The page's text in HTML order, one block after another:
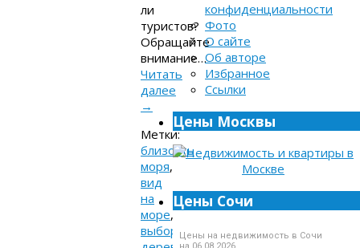
ли
туристов?
Обращайте
внимание…
Читать
далее
→
Метки:
близость
моря,
вид
на
море,
выбор ,
конфиденциальности
Фото
О сайте
Об авторе
Избранное
Ссылки
Цены Москвы
Цены Сочи
Цены на недвижимость в Сочи